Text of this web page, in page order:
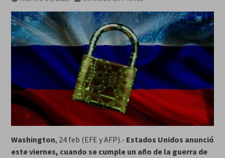
Washington, 24 feb (EFE y AFP).- Estados Unidos anunció
este viernes, cuando se cumple un año de la guerra de